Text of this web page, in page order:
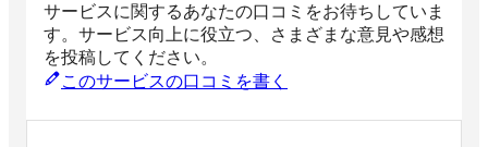
サービスに関するあなたの口コミをお待ちしていま
す。サービス向上に役立つ、さまざまな意見や感想
を投稿してください。
このサービスの口コミを書く